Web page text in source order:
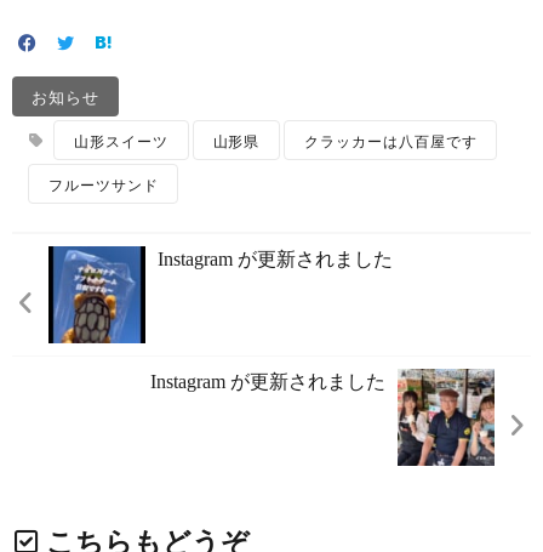
お知らせ
山形スイーツ 山形県 クラッカーは八百屋です
フルーツサンド
Instagram が更新されました
Instagram が更新されました
こちらもどうぞ